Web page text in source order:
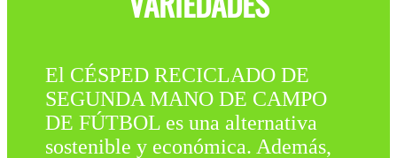
El CÉSPED RECICLADO DE
SEGUNDA MANO DE CAMPO
DE FÚTBOL es una alternativa
sostenible y económica. Además,